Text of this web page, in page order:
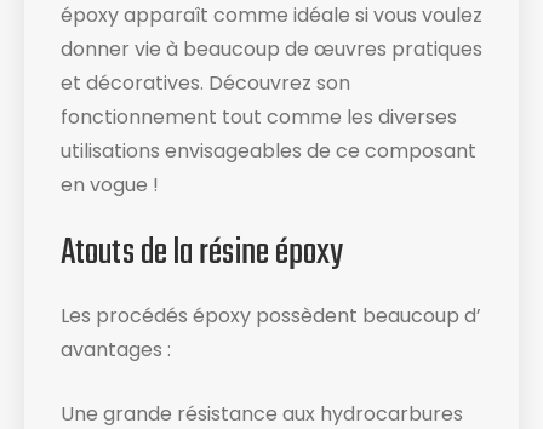
époxy apparaît comme idéale si vous voulez
donner vie à beaucoup de œuvres pratiques
et décoratives. Découvrez son
fonctionnement tout comme les diverses
utilisations envisageables de ce composant
en vogue !
Atouts de la résine époxy
Les procédés époxy possèdent beaucoup d’
avantages :
Une grande résistance aux hydrocarbures